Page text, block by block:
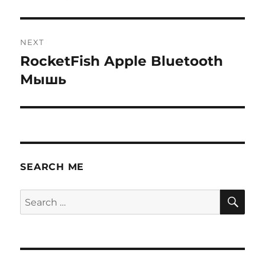
NEXT
Next
post:
RocketFish Apple Bluetooth
Мышь
SEARCH ME
Search
for: